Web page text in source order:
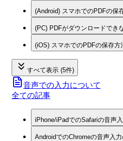
(Android) スマホでのPDFの保
(PC) PDFがダウンロードでき
(iOS) スマホでのPDFの保存方
すべて表示 (5件)
音声での入力について
全ての記事
iPhone/iPadでのSafariの音声
AndroidでのChromeの音声入